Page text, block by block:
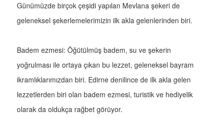
Günümüzde birçok çeşidi yapılan Mevlana şekeri de
geleneksel şekerlemelerimizin ilk akla gelenlerinden biri.
Badem ezmesi: Öğütülmüş badem, su ve şekerin
yoğrulması ile ortaya çıkan bu lezzet, geleneksel bayram
ikramlıklarımızdan biri. Edirne denilince de ilk akla gelen
lezzetlerden biri olan badem ezmesi, turistik ve hediyelik
olarak da oldukça rağbet görüyor.